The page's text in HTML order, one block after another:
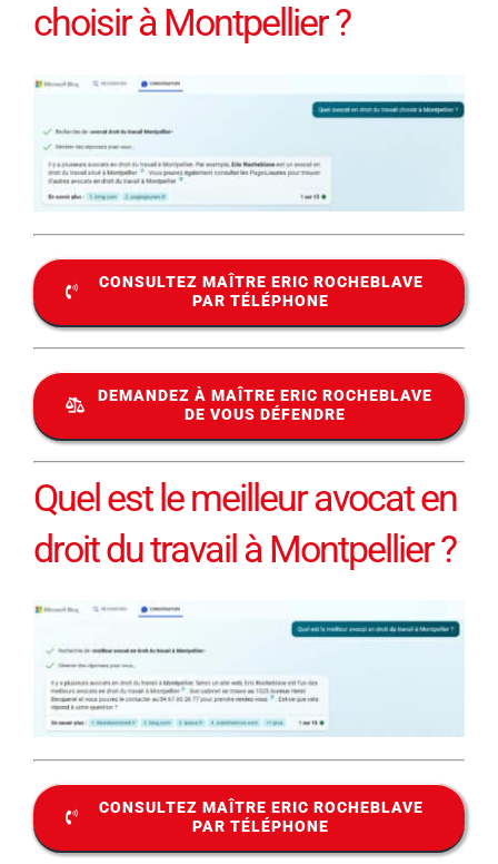
choisir à Montpellier ?
CONSULTEZ MAÎTRE ERIC ROCHEBLAVE
PAR TÉLÉPHONE
DEMANDEZ À MAÎTRE ERIC ROCHEBLAVE
DE VOUS DÉFENDRE
Quel est le meilleur avocat en
droit du travail à Montpellier ?
CONSULTEZ MAÎTRE ERIC ROCHEBLAVE
PAR TÉLÉPHONE